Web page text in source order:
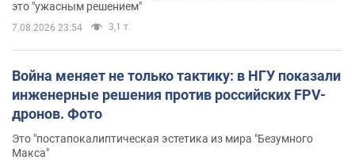
это "ужасным решением"
7.08.2026 23:54 3,1 т.
Война меняет не только тактику: в НГУ показали
инженерные решения против российских FPV-
дронов. Фото
Это "постапокалиптическая эстетика из мира "Безумного
Макса"